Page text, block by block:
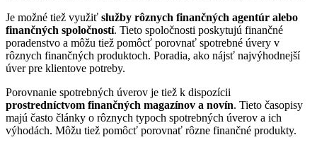
Je možné tiež využiť služby rôznych finančných agentúr alebo
finančných spoločností. Tieto spoločnosti poskytujú finančné
poradenstvo a môžu tiež pomôcť porovnať spotrebné úvery v
rôznych finančných produktoch. Poradia, ako nájsť najvýhodnejší
úver pre klientove potreby.
Porovnanie spotrebných úverov je tiež k dispozícii
prostredníctvom finančných magazínov a novín. Tieto časopisy
majú často články o rôznych typoch spotrebných úverov a ich
výhodách. Môžu tiež pomôcť porovnať rôzne finančné produkty.